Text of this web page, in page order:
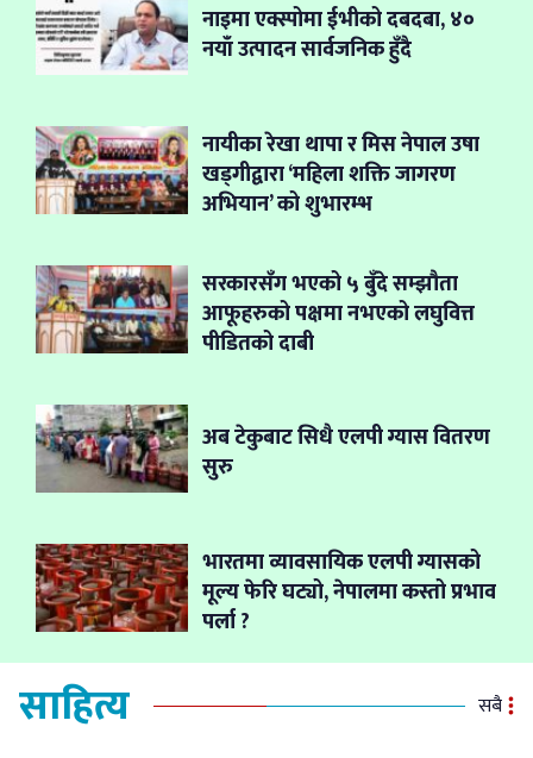
नाइमा एक्स्पोमा ईभीको दबदबा, ४०
नयाँ उत्पादन सार्वजनिक हुँदै
नायीका रेखा थापा र मिस नेपाल उषा
खड्गीद्वारा ‘महिला शक्ति जागरण
अभियान’ को शुभारम्भ
सरकारसँग भएको ५ बुँदे सम्झौता
आफूहरुको पक्षमा नभएको लघुवित्त
पीडितको दाबी
अब टेकुबाट सिधै एलपी ग्यास वितरण
सुरु
भारतमा व्यावसायिक एलपी ग्यासको
मूल्य फेरि घट्यो, नेपालमा कस्तो प्रभाव
पर्ला ?
साहित्य सबै